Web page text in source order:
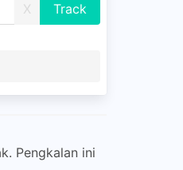
X
Pengkalan ini